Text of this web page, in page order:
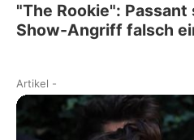
"The Rookie":
Show-Angriff falsch
Artikel -